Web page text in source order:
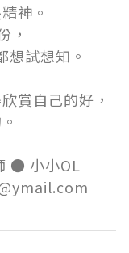
神。
，
想試想知。
賞自己的好，
● 小小OL